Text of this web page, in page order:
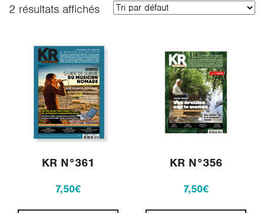
2 résultats affichés
KR N°361
7,50€
KR N°356
7,50€